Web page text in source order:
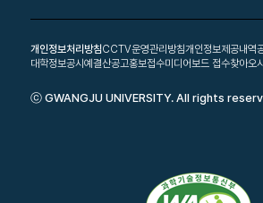
개인정보처리방침CCTV운영관리방침개인정보제공내역
대학정보공시예결산공고홍보접수미디어보드 접수찾아오
ⓒ GWANGJU UNIVERSITY. All rights